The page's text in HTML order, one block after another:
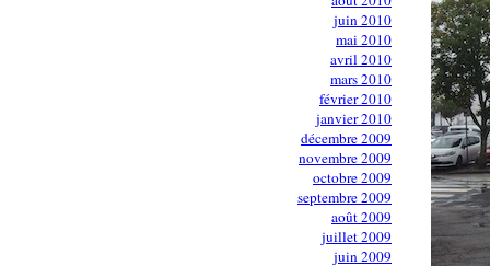
juin 2010
mai 2010
avril 2010
mars 2010
février 2010
janvier 2010
décembre 2009
novembre 2009
octobre 2009
septembre 2009
août 2009
juillet 2009
juin 2009